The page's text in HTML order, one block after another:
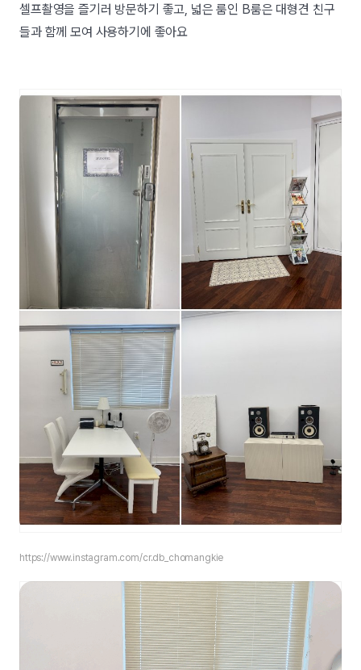
셀프촬영을 즐기러 방문하기 좋고, 넓은 룸인 B룸은 대형견 친구
들과 함께 모여 사용하기에 좋아요
https://www.instagram.com/cr.db_chomangkie